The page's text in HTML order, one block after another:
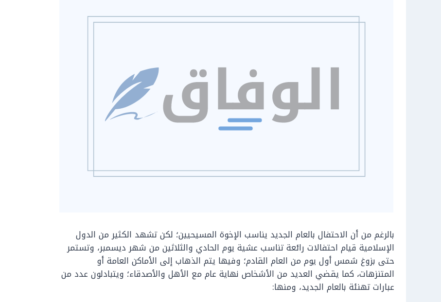
بالرغم من أن الاحتفال بالعام الجديد يناسب الإخوة المسيحيين؛ لكن تشهد الكثير من الدول
الإسلامية قيام احتفالات رائعة تناسب عشية يوم الحادي والثلاثين من شهر ديسمبر، وتستمر
حتى بزوغ شمس أول يوم من العام القادم؛ وفيها يتم الذهاب إلى الأماكن العامة أو
المتنزهات، كما يقضي العديد من الأشخاص نهاية عام مع الأهل والأصدقاء؛ ويتبادلون عدد من
عبارات تهنئة بالعام الجديد، ومنها: